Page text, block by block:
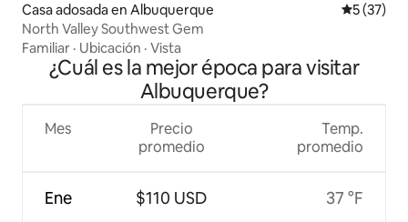
Casa adosada en Albuquerque
5 (37)
North Valley Southwest Gem
Familiar · Ubicación · Vista
¿Cuál es la mejor época para visitar
Albuquerque?
Mes
Ene
Precio
promedio
$110 USD
Temp.
promedio
37 °F